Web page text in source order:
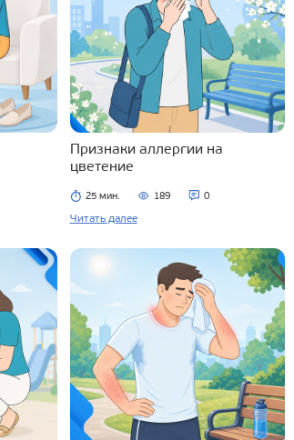
Признаки аллергии на
цветение
25 мин. 189 0
Читать далее